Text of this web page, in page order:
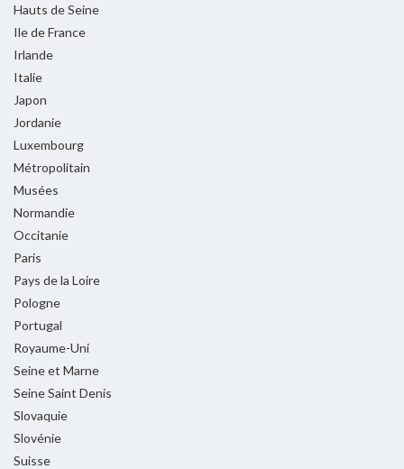
Hauts de Seine
Ile de France
Irlande
Italie
Japon
Jordanie
Luxembourg
Métropolitain
Musées
Normandie
Occitanie
Paris
Pays de la Loire
Pologne
Portugal
Royaume-Uni
Seine et Marne
Seine Saint Denis
Slovaquie
Slovénie
Suisse